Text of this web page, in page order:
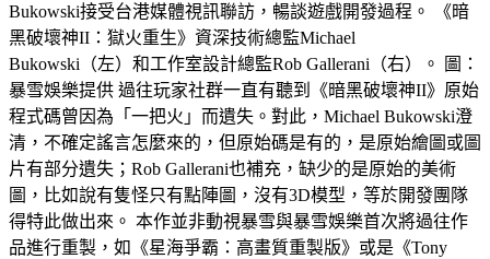
Bukowski接受台港媒體視訊聯訪，暢談遊戲開發過程。 《暗
黑破壞神II：獄火重生》資深技術總監Michael
Bukowski（左）和工作室設計總監Rob Gallerani（右）。 圖：
暴雪娛樂提供 過往玩家社群一直有聽到《暗黑破壞神II》原始
程式碼曾因為「一把火」而遺失。對此，Michael Bukowski澄
清，不確定謠言怎麼來的，但原始碼是有的，是原始繪圖或圖
片有部分遺失；Rob Gallerani也補充，缺少的是原始的美術
圖，比如說有隻怪只有點陣圖，沒有3D模型，等於開發團隊
得特此做出來。 本作並非動視暴雪與暴雪娛樂首次將過往作
品進行重製，如《星海爭霸：高畫質重製版》或是《Tony